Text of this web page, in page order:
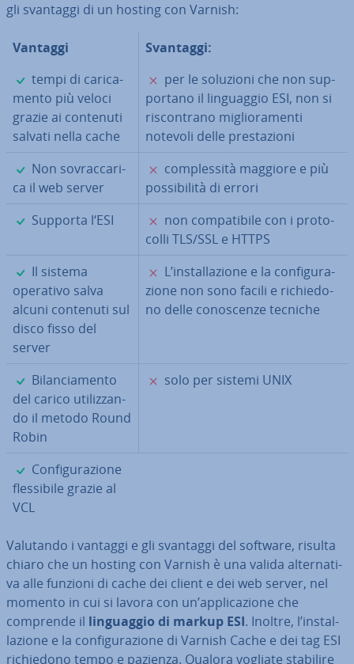
gli svantaggi di un hosting con Varnish:
Vantaggi
Svantaggi:
✓
tempi di ca­ri­ca­
men­to più veloci
grazie ai contenuti
salvati nella cache
✗
per le soluzioni che non sup­
por­ta­no il lin­guag­gio ESI, non si
ri­scon­tra­no mi­glio­ra­men­ti
notevoli delle pre­sta­zio­ni
✓
Non so­vrac­ca­ri­
ca il web server
✗
com­ples­si­tà maggiore e più
pos­si­bi­li­tà di errori
✓
Supporta l‘ESI ✗
non com­pa­ti­bi­le con i pro­to­
col­li TLS/SSL e HTTPS
✓
Il sistema
operativo salva
alcuni contenuti sul
disco fisso del
server
✗
L’in­stal­la­zio­ne e la con­fi­gu­ra­
zio­ne non sono facili e ri­chie­do­
no delle co­no­scen­ze tecniche
✓
Bi­lan­cia­men­to
del carico uti­liz­zan­
do il metodo Round
Robin
✗
solo per sistemi UNIX
✓
Con­fi­gu­ra­zio­ne
fles­si­bi­le grazie al
VCL
Valutando i vantaggi e gli svantaggi del software, risulta
chiaro che un hosting con Varnish è una valida al­ter­na­ti­
va alle funzioni di cache dei client e dei web server, nel
momento in cui si lavora con un’ap­pli­ca­zio­ne che
comprende il lin­guag­gio di markup ESI. Inoltre, l’in­stal­
la­zio­ne e la con­fi­gu­ra­zio­ne di Varnish Cache e dei tag ESI
ri­chie­do­no tempo e pazienza. Qualora vogliate stabilire